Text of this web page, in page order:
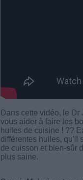
Dans cette vidéo, le
vous aider à faire les
huiles de cuisine ! ??
différentes huiles, qu'il
de cuisson et bien-sûr
plus saine.